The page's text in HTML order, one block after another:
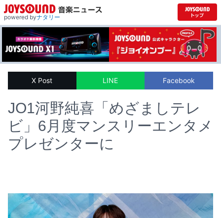
powered byナタリー
X Post LINE Facebook
JO1河野純喜「めざましテレ
ビ」6月度マンスリーエンタメ
プレゼンターに